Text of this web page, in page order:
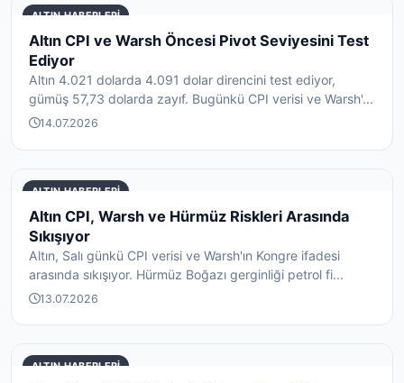
ALTIN HABERLERI
Altın CPI ve Warsh Öncesi Pivot Seviyesini Test
Ediyor
Altın 4.021 dolarda 4.091 dolar direncini test ediyor,
gümüş 57,73 dolarda zayıf. Bugünkü CPI verisi ve Warsh'...
14.07.2026
ALTIN HABERLERI
Altın CPI, Warsh ve Hürmüz Riskleri Arasında
Sıkışıyor
Altın, Salı günkü CPI verisi ve Warsh'ın Kongre ifadesi
arasında sıkışıyor. Hürmüz Boğazı gerginliği petrol fi...
13.07.2026
ALTIN HABERLERI